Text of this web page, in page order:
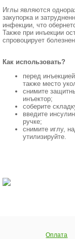
Иглы являются
закупорка и
инфекции, что
Также при инъекции
спровоцирует
Как использовать?
перед
также место
снимите
инъектор;
соберите
введите
ручке;
снимите иглу,
утилизируйте.
Оплата